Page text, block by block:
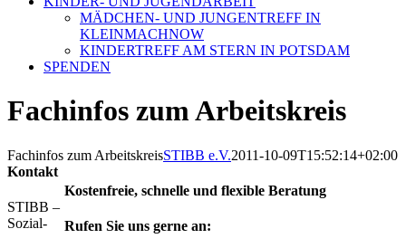
MÄDCHEN- UND JUNGENTREFF IN
KLEINMACHNOW
KINDERTREFF AM STERN IN POTSDAM
SPENDEN
Fachinfos zum Arbeitskreis
Fachinfos zum ArbeitskreisSTIBB e.V.2011-10-09T15:52:14+02:00
Kostenfreie, schnelle und flexible Beratung
Rufen Sie uns gerne an:
Kontakt
STIBB –
Sozial-